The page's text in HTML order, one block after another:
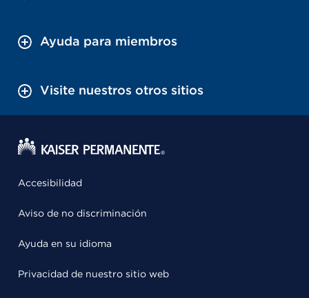
Ayuda para miembros
Visite nuestros otros sitios
Accesibilidad
Aviso de no discriminación
Ayuda en su idioma
Privacidad de nuestro sitio web